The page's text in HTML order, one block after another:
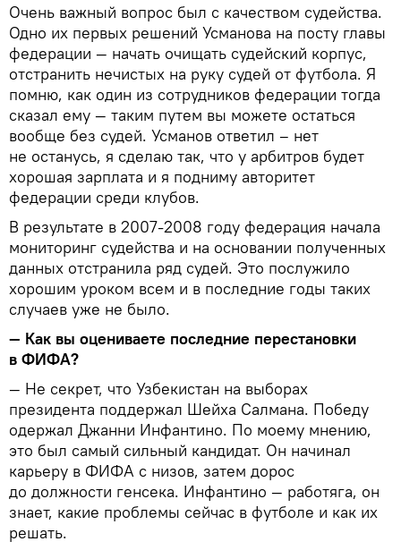
Очень важный вопрос был с качеством судейства.
Одно их первых решений Усманова на посту главы
федерации — начать очищать судейский корпус,
отстранить нечистых на руку судей от футбола. Я
помню, как один из сотрудников федерации тогда
сказал ему — таким путем вы можете остаться
вообще без судей. Усманов ответил – нет
не останусь, я сделаю так, что у арбитров будет
хорошая зарплата и я подниму авторитет
федерации среди клубов.
В результате в 2007-2008 году федерация начала
мониторинг судейства и на основании полученных
данных отстранила ряд судей. Это послужило
хорошим уроком всем и в последние годы таких
случаев уже не было.
— Как вы оцениваете последние перестановки
в ФИФА?
— Не секрет, что Узбекистан на выборах
президента поддержал Шейха Салмана. Победу
одержал Джанни Инфантино. По моему мнению,
это был самый сильный кандидат. Он начинал
карьеру в ФИФА с низов, затем дорос
до должности генсека. Инфантино — работяга, он
знает, какие проблемы сейчас в футболе и как их
решать.